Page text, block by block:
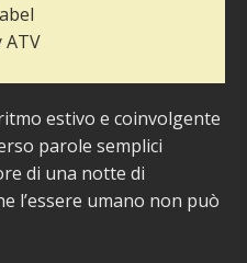
ATV
estivo e coinvolgente
parole semplici
di una notte di
l’essere umano non può